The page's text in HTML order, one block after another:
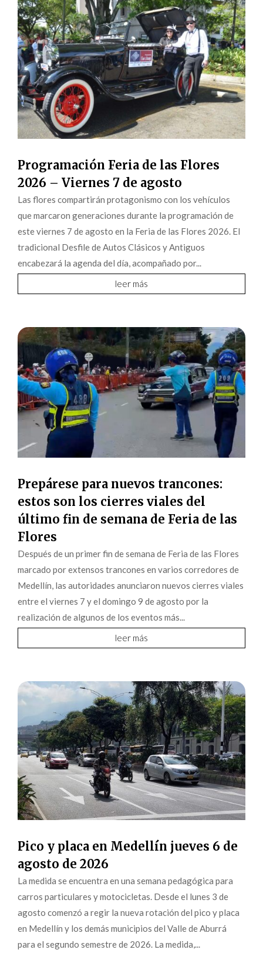
Programación Feria de las Flores
2026 – Viernes 7 de agosto
Las flores compartirán protagonismo con los vehículos
que marcaron generaciones durante la programación de
este viernes 7 de agosto en la Feria de las Flores 2026. El
tradicional Desfile de Autos Clásicos y Antiguos
encabezará la agenda del día, acompañado por...
leer más
Prepárese para nuevos trancones:
estos son los cierres viales del
último fin de semana de Feria de las
Flores
Después de un primer fin de semana de Feria de las Flores
marcado por extensos trancones en varios corredores de
Medellín, las autoridades anunciaron nuevos cierres viales
entre el viernes 7 y el domingo 9 de agosto por la
realización de algunos de los eventos más...
leer más
Pico y placa en Medellín jueves 6 de
agosto de 2026
La medida se encuentra en una semana pedagógica para
carros particulares y motocicletas. Desde el lunes 3 de
agosto comenzó a regir la nueva rotación del pico y placa
en Medellín y los demás municipios del Valle de Aburrá
para el segundo semestre de 2026. La medida,...